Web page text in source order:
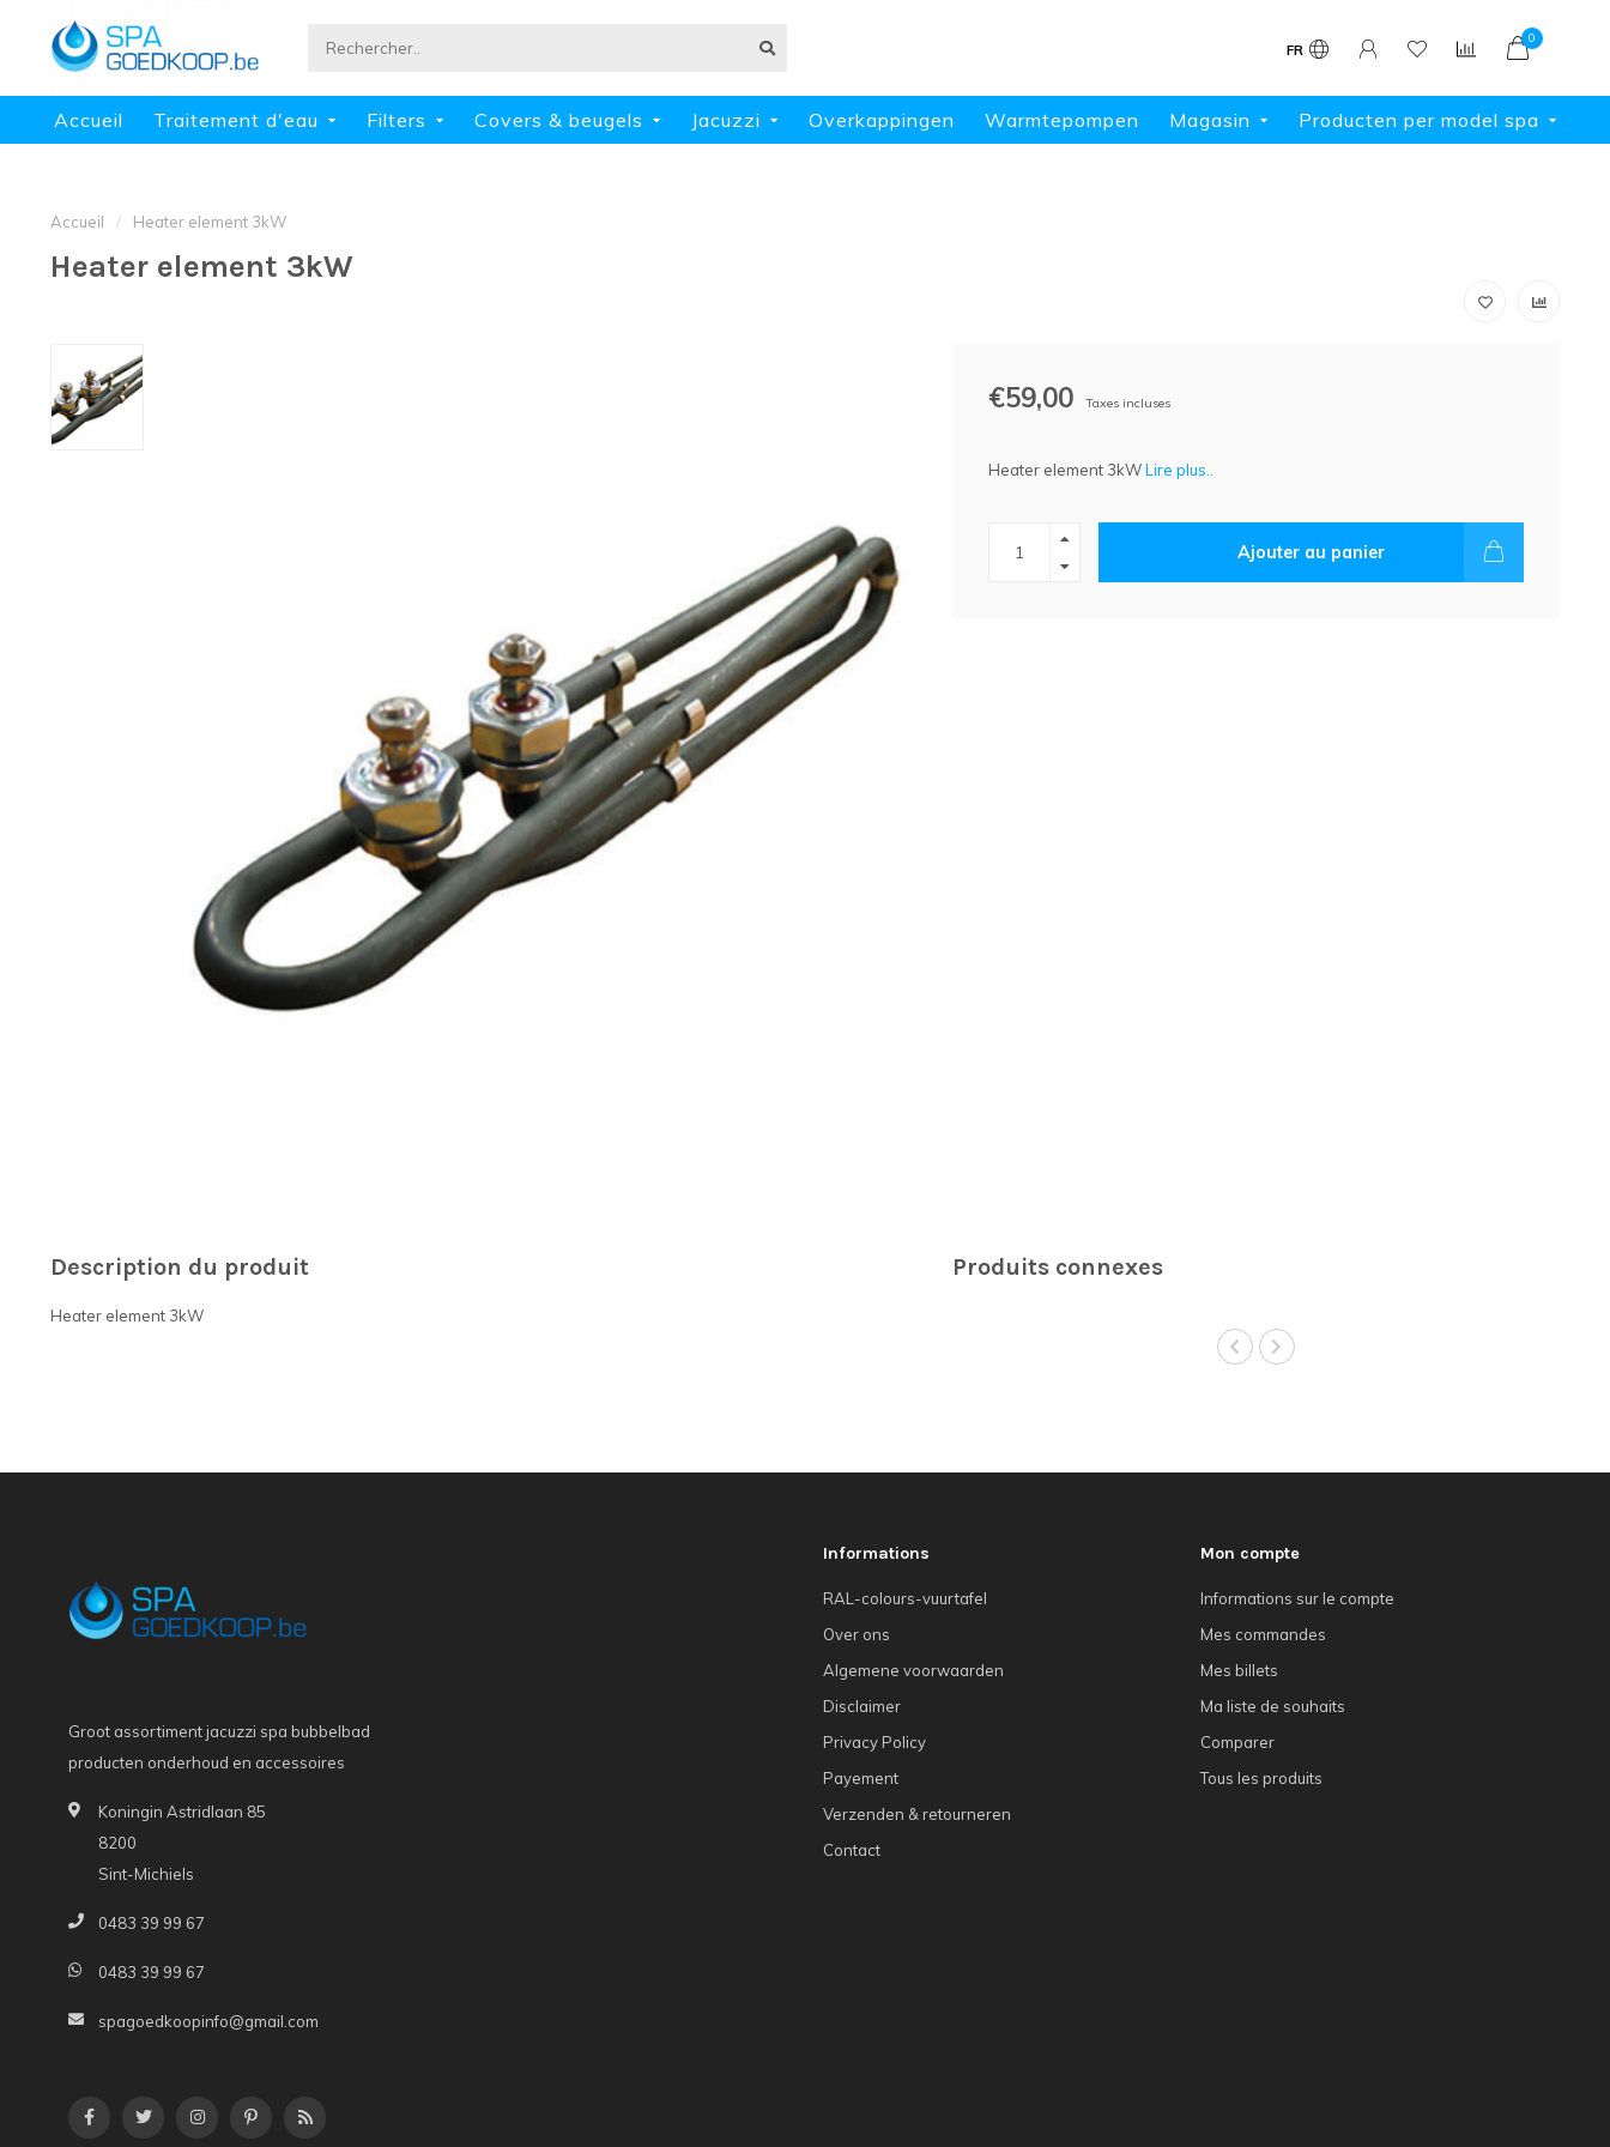
FR
0
Accueil Traitement d'eau Filters Covers & beugels Jacuzzi Overkappingen Warmtepompen Magasin Producten per model spa
Accueil / Heater element 3kW
Heater element 3kW
€59,00 Taxes incluses
Heater element 3kWLire plus..
Ajouter au panier
Description du produit
Heater element 3kW
Produits connexes
Groot assortiment jacuzzi spa bubbelbad
producten onderhoud en accessoires
Koningin Astridlaan 85
8200
Sint-Michiels
0483 39 99 67
0483 39 99 67
spagoedkoopinfo@gmail.com
Informations
RAL-colours-vuurtafel
Over ons
Algemene voorwaarden
Disclaimer
Privacy Policy
Payement
Verzenden & retourneren
Contact
Mon compte
Informations sur le compte
Mes commandes
Mes billets
Ma liste de souhaits
Comparer
Tous les produits